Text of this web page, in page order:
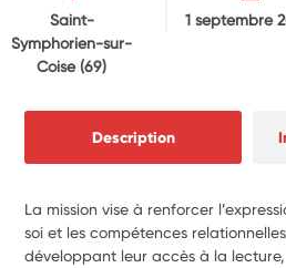
Saint-
Symphorien-sur-
Coise(69)
1 septembre
Description
La mission vise à renforcer
soi et les compétences
développant leur accès à la